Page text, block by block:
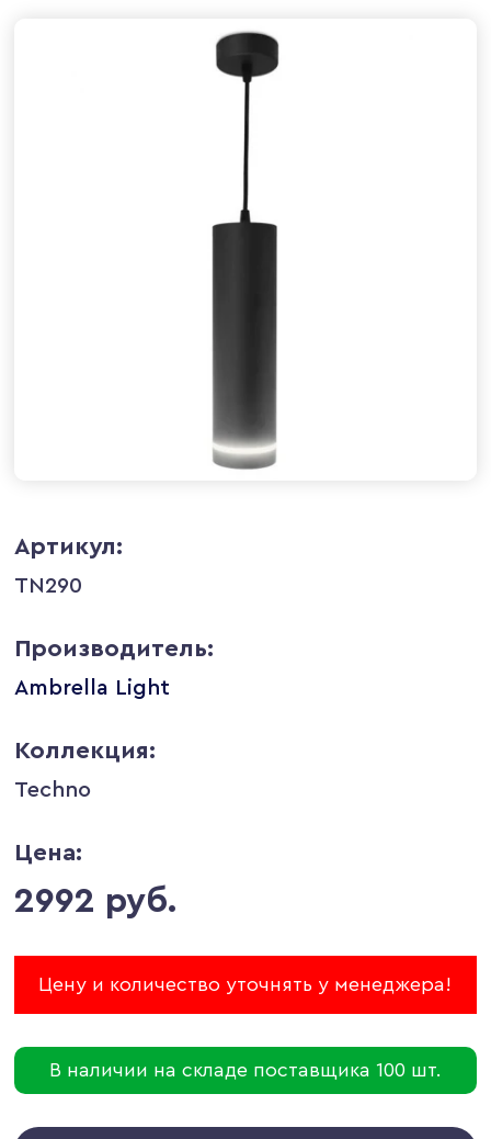
Артикул:
TN290
Производитель:
Ambrella Light
Коллекция:
Techno
Цена:
2992 руб.
Цену и количество уточнять у менеджера!
В наличии на складе поставщика 100 шт.